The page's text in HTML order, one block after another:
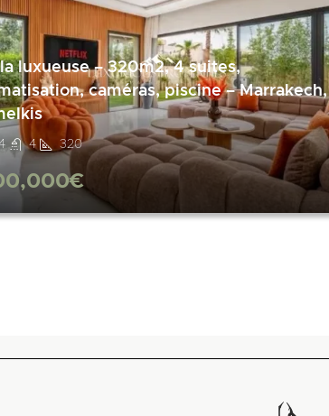
luxueuse – 320m2, 4 suites,
caméras, piscine – Marrakech,
4 320